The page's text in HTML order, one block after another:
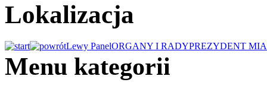
Lokalizacja
Lewy PanelORGANY I RADYPREZYDENT
Menu kategorii